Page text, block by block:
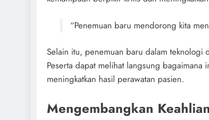
“Penemuan baru mendorong kita
Selain itu, penemuan baru dalam teknologi
Peserta dapat melihat langsung
meningkatkan hasil perawatan pasien.
Mengembangkan